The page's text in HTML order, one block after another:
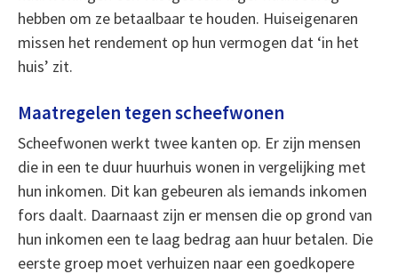
hebben om ze betaalbaar te houden. Huiseigenaren
missen het rendement op hun vermogen dat ‘in het
huis’ zit.
Maatregelen tegen scheefwonen
Scheefwonen werkt twee kanten op. Er zijn mensen
die in een te duur huurhuis wonen in vergelijking met
hun inkomen. Dit kan gebeuren als iemands inkomen
fors daalt. Daarnaast zijn er mensen die op grond van
hun inkomen een te laag bedrag aan huur betalen. Die
eerste groep moet verhuizen naar een goedkopere